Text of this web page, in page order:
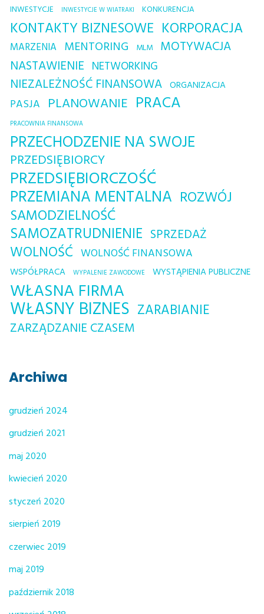
INWESTYCJE INWESTYCJE W WIATRAKI KONKURENCJA
KONTAKTY BIZNESOWE KORPORACJA
MARZENIA MENTORING MLM
MOTYWACJA
NASTAWIENIE NETWORKING
NIEZALEŻNOŚĆ FINANSOWA ORGANIZACJA
PASJA PLANOWANIE PRACA
PRACOWNIA FINANSOWA
PRZECHODZENIE NA SWOJE
PRZEDSIĘBIORCY
PRZEDSIĘBIORCZOŚĆ
PRZEMIANA MENTALNA ROZWÓJ
SAMODZIELNOŚĆ
SAMOZATRUDNIENIE SPRZEDAŻ
WOLNOŚĆ WOLNOŚĆ FINANSOWA
WSPÓŁPRACA WYPALENIE ZAWODOWE WYSTĄPIENIA PUBLICZNE
WŁASNA FIRMA
WŁASNY BIZNES ZARABIANIE
ZARZĄDZANIE CZASEM
Archiwa
grudzień 2024
grudzień 2021
maj 2020
kwiecień 2020
styczeń 2020
sierpień 2019
czerwiec 2019
maj 2019
październik 2018